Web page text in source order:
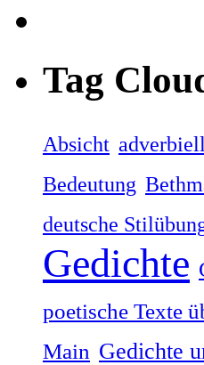
Tag
Absicht
Bedeutung
deutsche
Gedichte
poetische Texte
Main Gedichte